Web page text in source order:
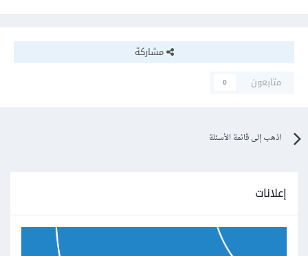
مشاركة
متابعون
0
اذهب إلى قائمة الأسئلة
إعلانات